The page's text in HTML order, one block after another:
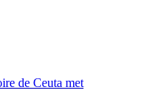
de Ceuta met